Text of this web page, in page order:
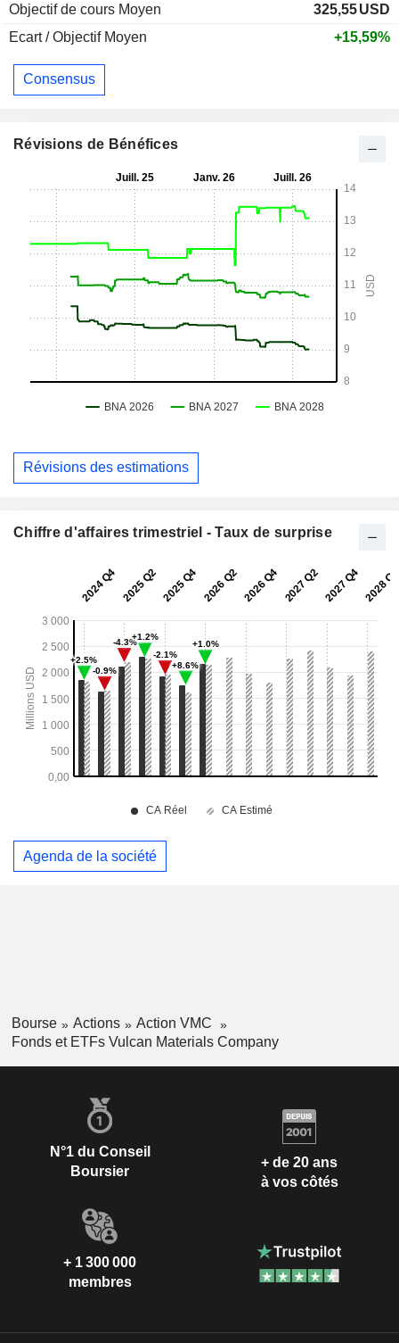
Objectif de cours Moyen
325,55USD
Ecart / Objectif Moyen
+15,59%
Consensus
Révisions de Bénéfices
Révisions des estimations
Chiffre d'affaires trimestriel - Taux de surprise
Agenda de la société
Bourse Actions
Action VMC
Fonds et ETFs Vulcan Materials Company
N°1 du Conseil
Boursier
+ de 20 ans
à vos côtés
+ 1 300 000
membres